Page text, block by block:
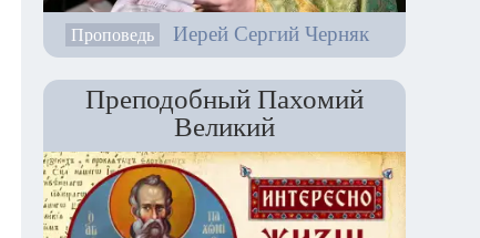
Проповедь Иерей Сергий Черняк
Преподобный Пахомий
Великий